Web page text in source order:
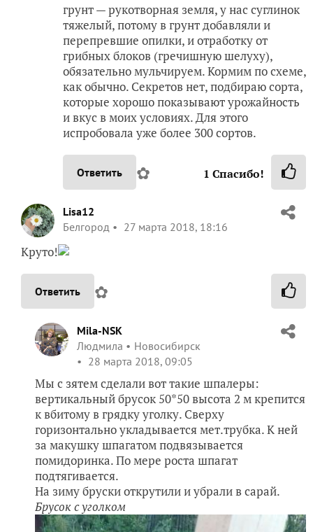
грунт — рукотворная земля, у нас суглинок
тяжелый, потому в грунт добавляли и
перепревшие опилки, и отработку от
грибных блоков (гречишную шелуху),
обязательно мульчируем. Кормим по схеме,
как обычно. Секретов нет, подбираю сорта,
которые хорошо показывают урожайность
и вкус в моих условиях. Для этого
испробовала уже более 300 сортов.
Ответить ✿ 1 Спасибо!
Lisa12
Белгород
27 марта 2018, 18:16
Круто!
Ответить ✿
Mila-NSK
Людмила
Новосибирск
28 марта 2018, 09:05
Мы с зятем сделали вот такие шпалеры:
вертикальный брусок 50*50 высота 2 м крепится
к вбитому в грядку уголку. Сверху
горизонтально укладывается мет.трубка. К ней
за макушку шпагатом подвязывается
помидоринка. По мере роста шпагат
подтягивается.
На зиму бруски открутили и убрали в сарай.
Брусок с уголком